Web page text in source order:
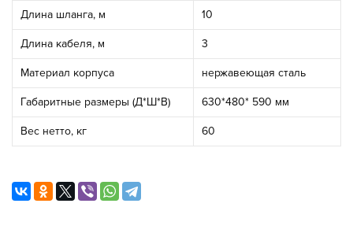
Длина шланга, м 10
Длина кабеля, м 3
Материал корпуса нержавеющая сталь
Габаритные размеры (Д*Ш*В) 630*480* 590 мм
Вес нетто, кг 60